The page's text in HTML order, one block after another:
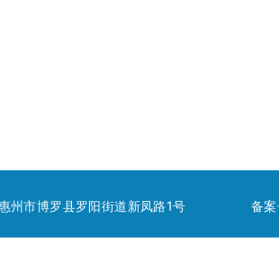
惠州市博罗县罗阳街道新凤路1号 备